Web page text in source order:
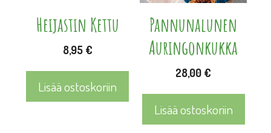
Heijastin Kettu
8,95 €
Lisää ostoskoriin
Pannunalunen
Auringonkukka
28,00 €
Lisää ostoskoriin